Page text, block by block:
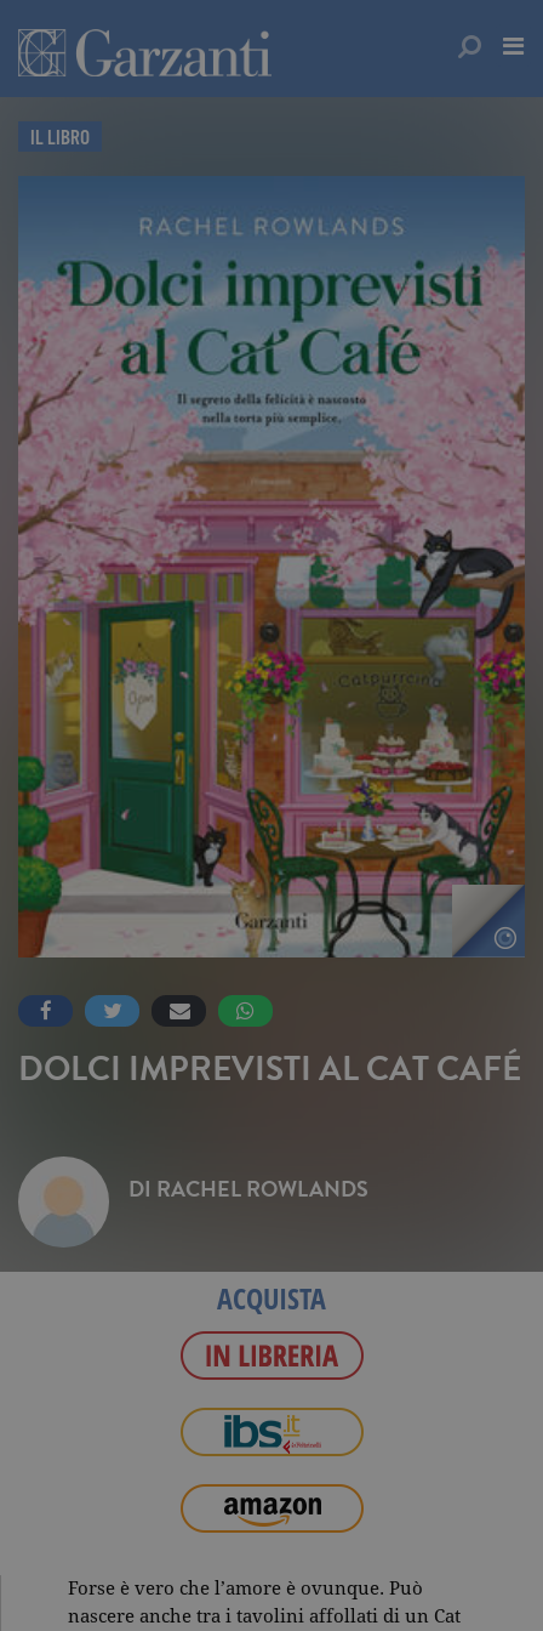
IL LIBRO
DOLCI IMPREVISTI AL CAT CAFÉ
DI RACHEL ROWLANDS
ACQUISTA
Forse è vero che l’amore è ovunque. Può
nascere anche tra i tavolini affollati di un Cat